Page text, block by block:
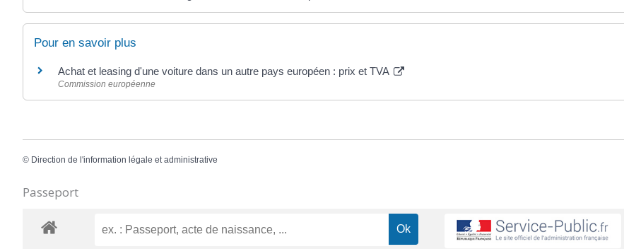
Pour en savoir plus
Achat et leasing d'une voiture dans un autre pays européen : prix et TVA
Commission européenne
© Direction de l'information légale et administrative
Passeport